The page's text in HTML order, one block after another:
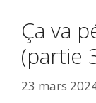
Ça va
(partie
23 mars